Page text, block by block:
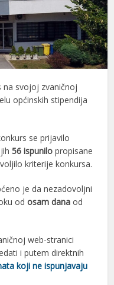
na svojoj zvaničnoj
općinskih stipendija
se prijavilo
56 ispunilo propisane
kriterije konkursa.
je da nezadovoljni
odosam dana od
web-stranici
i putem direktnih
koji ne ispunjavaju